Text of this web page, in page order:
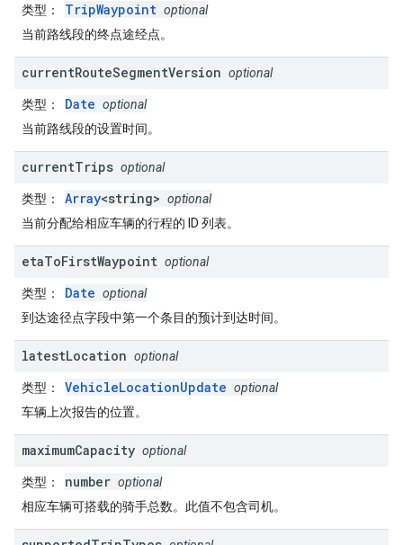
类型 ： TripWaypoint optional
当前路线段的终点途经点。
currentRouteSegmentVersion optional
类型 ： Date optional
当前路线段的设置时间。
currentTrips optional
类型 ： Array<string> optional
当前分配给相应车辆的行程的 ID 列表。
etaToFirstWaypoint optional
类型 ： Date optional
到达途径点字段中第一个条目的预计到达时间。
latestLocation optional
类型 ： VehicleLocationUpdate optional
车辆上次报告的位置。
maximumCapacity optional
类型 ： number optional
相应车辆可搭载的骑手总数。此值不包含司机。